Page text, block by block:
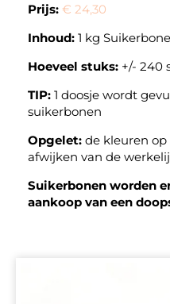
Prijs: € 24,30
Inhoud: 1 kg
Hoeveel stuks: +/- 240
TIP: 1 doosje wordt
suikerbonen
Opgelet: de kleuren
afwijken van de
Suikerbonen worden
aankoop van een